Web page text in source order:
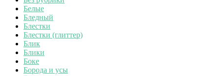
Белые
Бледный
Блестки
Блестки (глиттер)
Блик
Блики
Боке
Борода и усы